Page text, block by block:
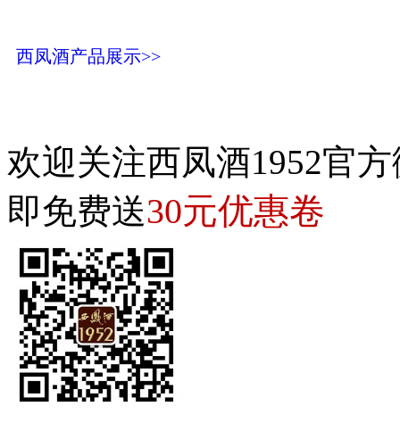
西凤酒产品展示>>
欢迎关注西凤酒1952官
即免费送30元优惠卷